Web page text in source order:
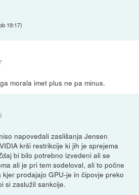
19:17)
morala imet plus ne pa minus.
napovedali zaslišanja Jensen
krši restrikcije ki jih je sprejema
bi bilo potrebno izvedeni ali se
ali je pri tem sodeloval, ali to počne
prodajajo GPU-je in čipovje preko
si zaslužil sankcije.